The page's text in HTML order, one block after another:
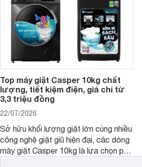
Top máy giặt Casper 10kg chất
lượng, tiết kiệm điện, giá chỉ từ
3,3 triệu đồng
22/07/2026
Sở hữu khối lượng giặt lớn cùng nhiều
công nghệ giặt giũ hiện đại, các dòng
máy giặt Casper 10kg là lựa chọn phù